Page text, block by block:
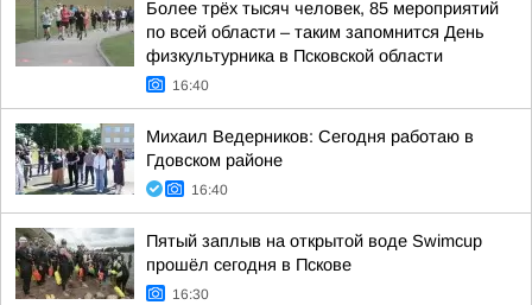
Более трёх тысяч человек, 85 мероприятий
по всей области – таким запомнится День
физкультурника в Псковской области
16:40
Михаил Ведерников: Сегодня работаю в
Гдовском районе
16:40
Пятый заплыв на открытой воде Swimcup
прошёл сегодня в Пскове
16:30